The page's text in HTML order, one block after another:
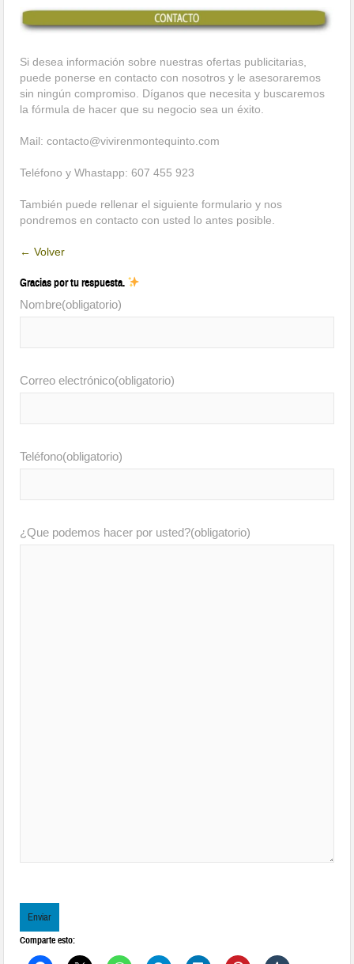
Si desea información sobre nuestras ofertas publicitarias,
puede ponerse en contacto con nosotros y le asesoraremos
sin ningún compromiso. Díganos que necesita y buscaremos
la fórmula de hacer que su negocio sea un éxito.
Mail: contacto@vivirenmontequinto.com
Teléfono y Whastapp: 607 455 923
También puede rellenar el siguiente formulario y nos
pondremos en contacto con usted lo antes posible.
← Volver
Gracias por tu respuesta.
Nombre(obligatorio)
Correo electrónico(obligatorio)
Teléfono(obligatorio)
¿Que podemos hacer por usted?(obligatorio)
Enviar
Comparte esto: